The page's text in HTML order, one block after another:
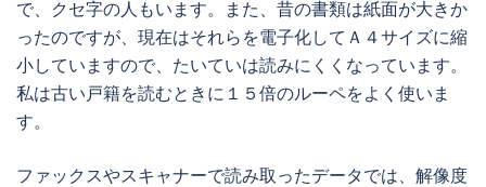
で、クセ字の人もいます。また、昔の書類は紙面が大きか
ったのですが、現在はそれらを電子化してＡ４サイズに縮
小していますので、たいていは読みにくくなっています。
私は古い戸籍を読むときに１５倍のルーペをよく使いま
す。
ファックスやスキャナーで読み取ったデータでは、解像度